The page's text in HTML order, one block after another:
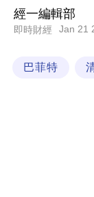
經一編輯部
即時財經 Jan 21
巴菲特